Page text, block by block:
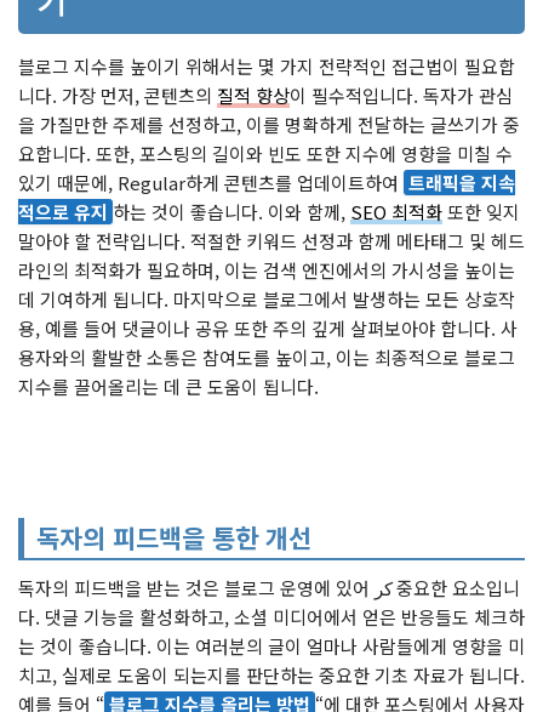
블로그 지수를 높이기 위해서는 몇 가지 전략적인 접근법이 필요합
니다. 가장 먼저, 콘텐츠의 질적 향상이 필수적입니다. 독자가 관심
을 가질만한 주제를 선정하고, 이를 명확하게 전달하는 글쓰기가 중
요합니다. 또한, 포스팅의 길이와 빈도 또한 지수에 영향을 미칠 수
있기 때문에, Regular하게 콘텐츠를 업데이트하여 트래픽을 지속
적으로 유지 하는 것이 좋습니다. 이와 함께, SEO 최적화또한 잊지
말아야 할 전략입니다. 적절한 키워드 선정과 함께 메타태그 및 헤드
라인의 최적화가 필요하며, 이는 검색 엔진에서의 가시성을 높이는
데 기여하게 됩니다. 마지막으로 블로그에서 발생하는 모든 상호작
용, 예를 들어 댓글이나 공유 또한 주의 깊게 살펴보아야 합니다. 사
용자와의 활발한 소통은 참여도를 높이고, 이는 최종적으로 블로그
지수를 끌어올리는 데 큰 도움이 됩니다.
독자의 피드백을 통한 개선
독자의 피드백을 받는 것은 블로그 운영에 있어 كر 중요한 요소입니
다. 댓글 기능을 활성화하고, 소셜 미디어에서 얻은 반응들도 체크하
는 것이 좋습니다. 이는 여러분의 글이 얼마나 사람들에게 영향을 미
치고, 실제로 도움이 되는지를 판단하는 중요한 기초 자료가 됩니다.
예를 들어 “ 블로그 지수를 올리는 방법 “에 대한 포스팅에서 사용자